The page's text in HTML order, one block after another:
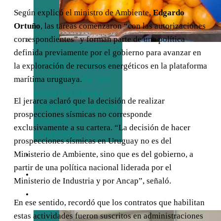
EEUU exceptúa
al 77,5% de las
exportaciones
uruguayas de los
nuevos
aranceles
TURISMO
EMPRESAS
Según explicó el ministro de Ambiente,Edgardo
Ortuño, las tareas comenzaron “con las autorizaciones
correspondientes” y forman parte de una política
definida previamente por el gobierno para avanzar en
la exploración de recursos energéticos en la plataforma
marítima uruguaya.
El jerarca aclaró que la decisión de realizar
prospecciones sísmicas no corresponde
exclusivamente a su cartera. “La decisión de hacer
prospecciones sísmicas en Uruguay no es del
Ministerio de Ambiente, sino que es del gobierno, a
partir de una política nacional liderada por el
Ministerio de Industria y por Ancap”, señaló.
En ese sentido, recordó que los contratos que habilitan
estas actividades fueron suscritos en administraciones